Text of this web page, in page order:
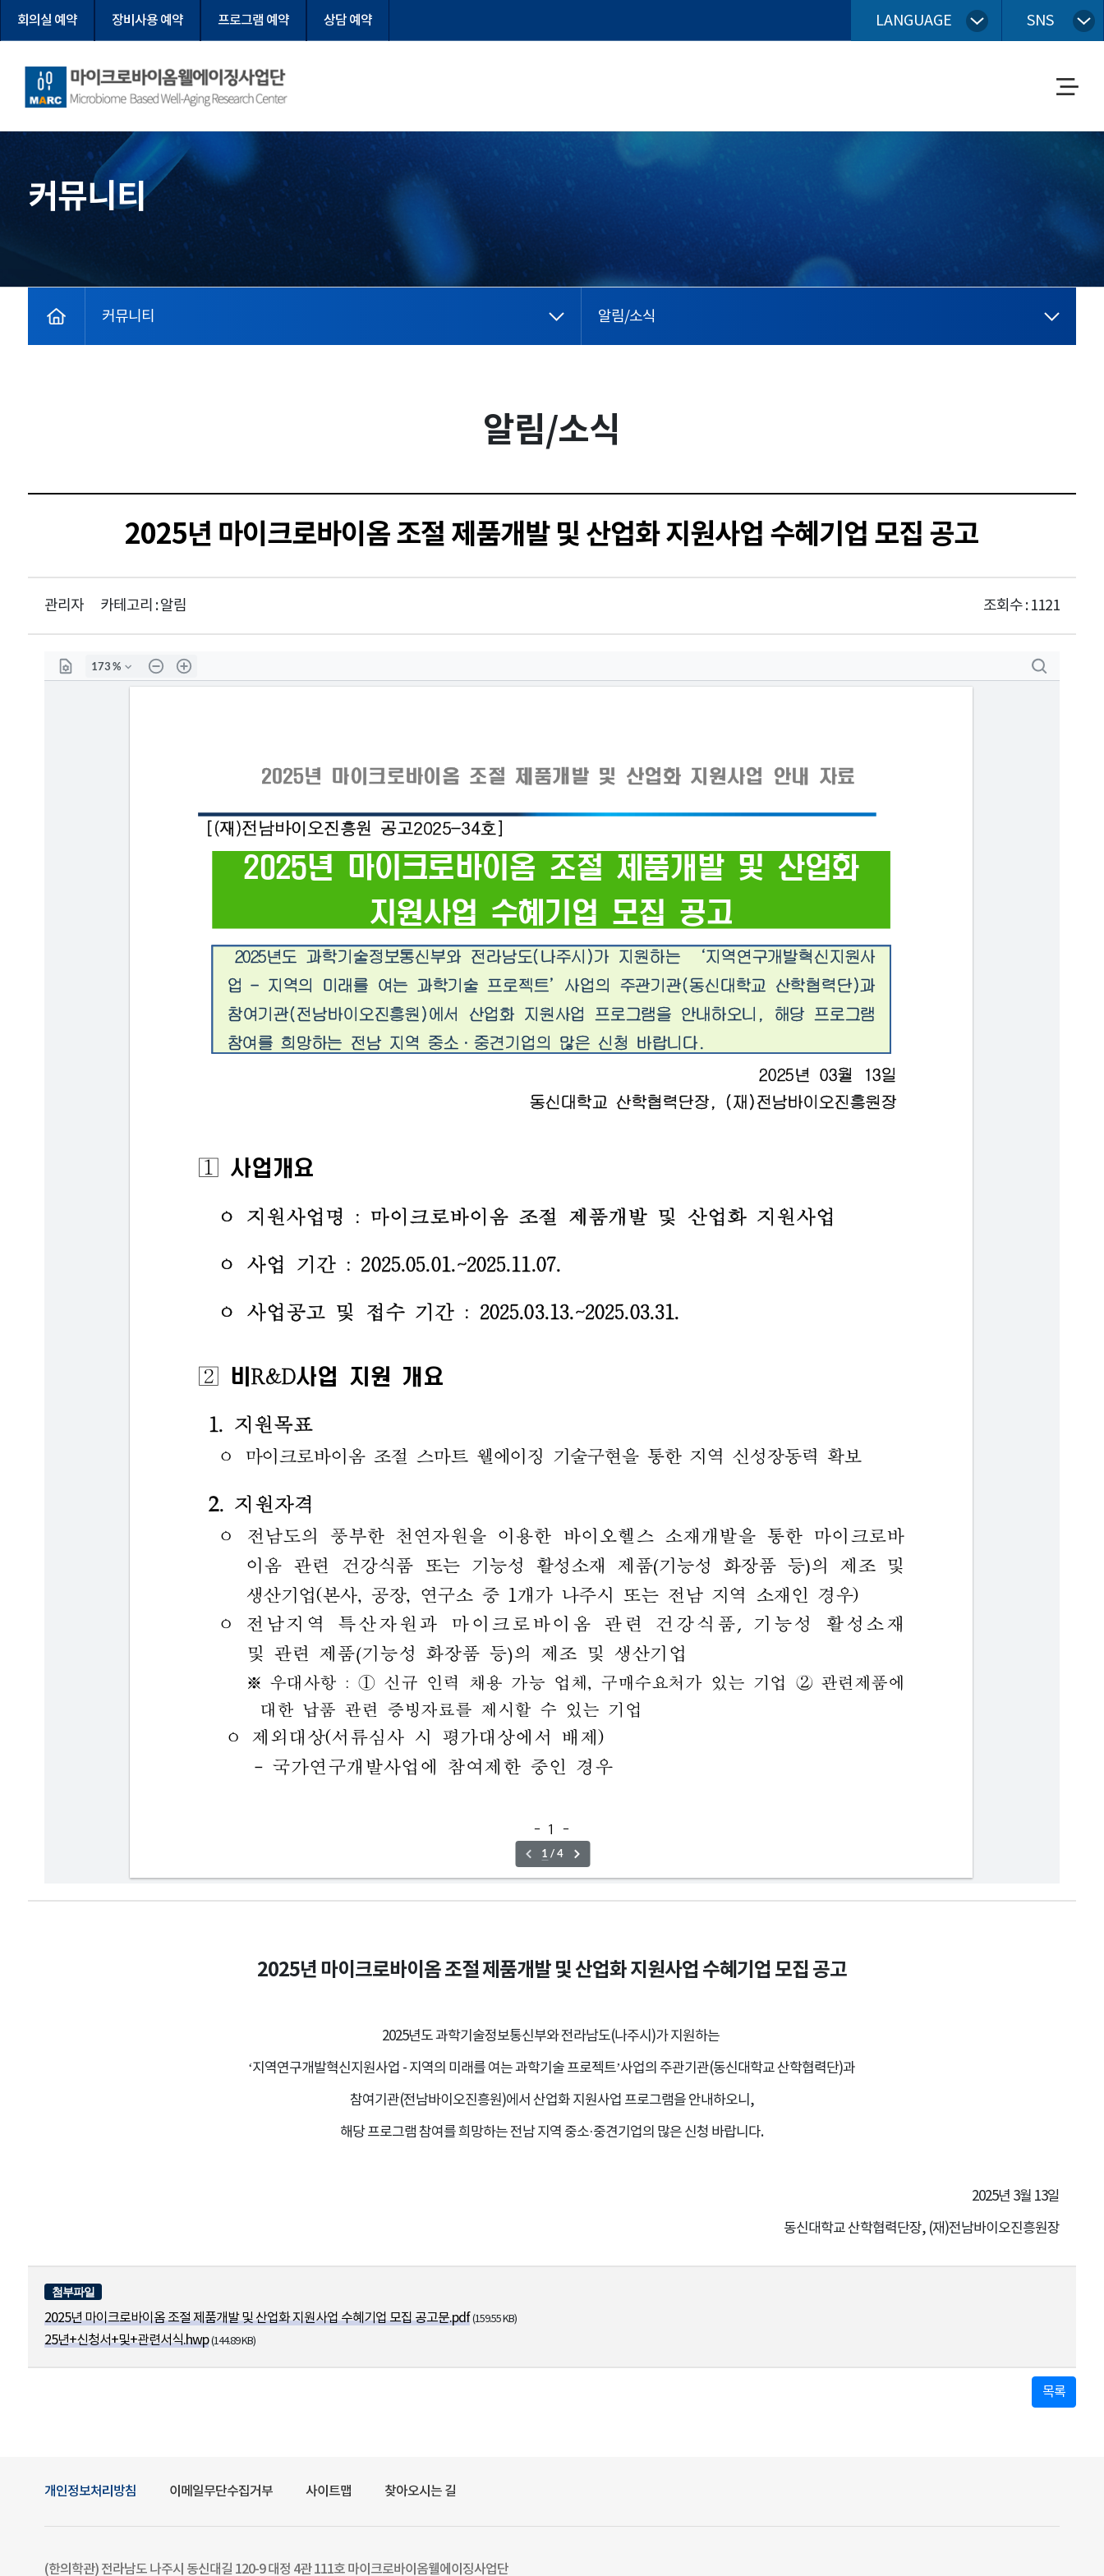
회의실 예약 장비사용 예약 프로그램 예약 상담 예약 LANGUAGE SNS
마이크로바이옴웰에이징사업단
메
열
커뮤니티
커뮤니티
알림/소식
알림/소식
2025년 마이크로바이옴 조절 제품개발 및 산업화 지원사업 수혜기업 모집 공고
관리자 카테고리 : 알림 조회수 : 1121
2025년 마이크로바이옴 조절 제품개발 및 산업화 지원사업 수혜기업 모집 공고
2025년도 과학기술정보통신부와 전라남도(나주시)가 지원하는
‘지역연구개발혁신지원사업 - 지역의 미래를 여는 과학기술 프로젝트’사업의 주관기관(동신대학교 산학협력단)과
참여기관(전남바이오진흥원)에서 산업화 지원사업 프로그램을 안내하오니,
해당 프로그램 참여를 희망하는 전남 지역 중소·중견기업의 많은 신청 바랍니다.
2025년 3월 13일
동신대학교 산학협력단장, (재)전남바이오진흥원장
2025년 마이크로바이옴 조절 제품개발 및 산업화 지원사업 수혜기업 모집 공고문.pdf (159.55 KB)
25년+신청서+및+관련서식.hwp (144.89 KB)
목록
개인정보처리방침 이메일무단수집거부 사이트맵 찾아오시는 길
(한의학관) 전라남도 나주시 동신대길 120-9 대정 4관 111호 마이크로바이옴웰에이징사업단